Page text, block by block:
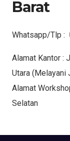
Barat
Whatsapp/Tlp :
Alamat Kantor :
Utara (Melayani
Alamat
Selatan